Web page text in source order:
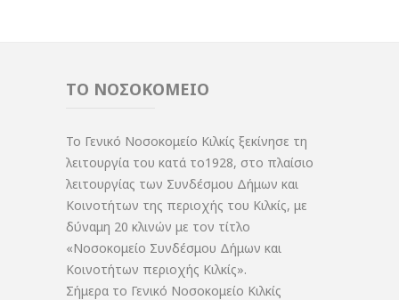
ΤΟ ΝΟΣΟΚΟΜΕΙΟ
Το Γενικό Νοσοκομείο Κιλκίς ξεκίνησε τη
λειτουργία του κατά το1928, στο πλαίσιο
λειτουργίας των Συνδέσμου Δήμων και
Κοινοτήτων της περιοχής του Κιλκίς, με
δύναμη 20 κλινών με τον τίτλο
«Νοσοκομείο Συνδέσμου Δήμων και
Κοινοτήτων περιοχής Κιλκίς».
Σήμερα το Γενικό Νοσοκομείο Κιλκίς